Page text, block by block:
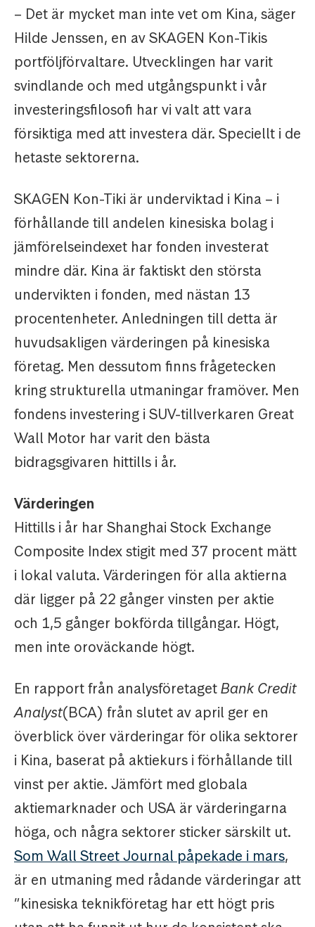
– Det är mycket man inte vet om Kina, säger
Hilde Jenssen, en av SKAGEN Kon-Tikis
portföljförvaltare. Utvecklingen har varit
svindlande och med utgångspunkt i vår
investeringsfilosofi har vi valt att vara
försiktiga med att investera där. Speciellt i de
hetaste sektorerna.
SKAGEN Kon-Tiki är underviktad i Kina – i
förhållande till andelen kinesiska bolag i
jämförelseindexet har fonden investerat
mindre där. Kina är faktiskt den största
undervikten i fonden, med nästan 13
procentenheter. Anledningen till detta är
huvudsakligen värderingen på kinesiska
företag. Men dessutom finns frågetecken
kring strukturella utmaningar framöver. Men
fondens investering i SUV-tillverkaren Great
Wall Motor har varit den bästa
bidragsgivaren hittills i år.
Värderingen
Hittills i år har Shanghai Stock Exchange
Composite Index stigit med 37 procent mätt
i lokal valuta. Värderingen för alla aktierna
där ligger på 22 gånger vinsten per aktie
och 1,5 gånger bokförda tillgångar. Högt,
men inte oroväckande högt.
En rapport från analysföretagetBank Credit
Analyst(BCA) från slutet av april ger en
överblick över värderingar för olika sektorer
i Kina, baserat på aktiekurs i förhållande till
vinst per aktie. Jämfört med globala
aktiemarknader och USA är värderingarna
höga, och några sektorer sticker särskilt ut.
Som Wall Street Journal påpekade i mars,
är en utmaning med rådande värderingar att
”kinesiska teknikföretag har ett högt pris